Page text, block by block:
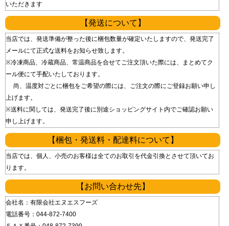
いただきます
【発送について】
当店では、発送準備が整った後に梱包数量が確定いたしますので、発送完了
メールにて正式な送料をお知らせ致します。
※冷凍商品、冷蔵商品、常温商品を合せてご注文頂いた際には、まとめてク
ール便にて手配いたしております。
尚、温度対ごとに梱包をご希望の際には、ご注文の際にご登録お願い申し
上げます。
※送料に関しては、発送完了後に別途ショッピングサイト内でご確認お願い
申し上げます。
【梱包・発送料・配達料について】
当店では、個人、小売のお客様は全てのお取引を代金引換とさせて頂いてお
ります。
【お問い合わせ先】
会社名：有限会社エヌエスフーズ
電話番号：044-872-7400